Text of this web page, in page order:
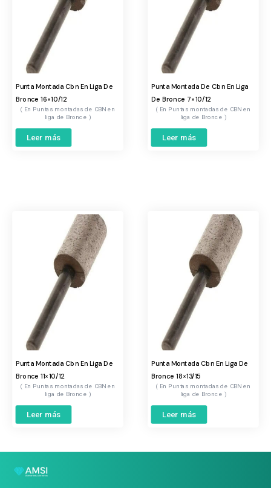
Punta Montada Cbn En Liga De
Bronce 16×10/12
Puntas montadas de CBN en
liga de Bronce
Leer más
Punta Montada De Cbn En Liga
De Bronce 7×10/12
Puntas montadas de CBN en
liga de Bronce
Leer más
Punta Montada Cbn En Liga De
Bronce 11×10/12
Puntas montadas de CBN en
liga de Bronce
Leer más
Punta Montada Cbn En Liga De
Bronce 18×13/15
Puntas montadas de CBN en
liga de Bronce
Leer más